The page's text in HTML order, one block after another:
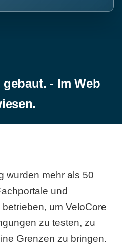
- Im Web
wurden mehr als 50
und
um VeloCore
zu testen, zu
Grenzen zu bringen.